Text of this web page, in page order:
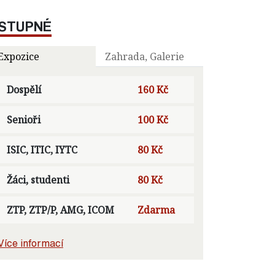
Zahrada, Galerie
Dospělí 160 Kč
Senioři 100 Kč
ISIC, ITIC, IYTC 80 Kč
Žáci, studenti 80 Kč
ZTP, ZTP/P, AMG, ICOM Zdarma
informací